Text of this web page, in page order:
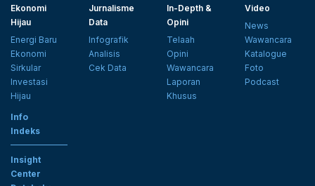
Ekonomi
Hijau
Energi Baru
Ekonomi
Sirkular
Investasi
Hijau
Jurnalisme
Data
Infografik
Analisis
Cek Data
In-Depth &
Opini
Telaah
Opini
Wawancara
Laporan
Khusus
Video
News
Wawancara
Katalogue
Foto
Podcast
Info
Indeks
Insight
Center